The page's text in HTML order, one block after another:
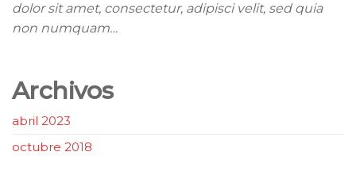
dolor sit amet, consectetur, adipisci velit, sed quia
non numquam…
Archivos
abril 2023
octubre 2018